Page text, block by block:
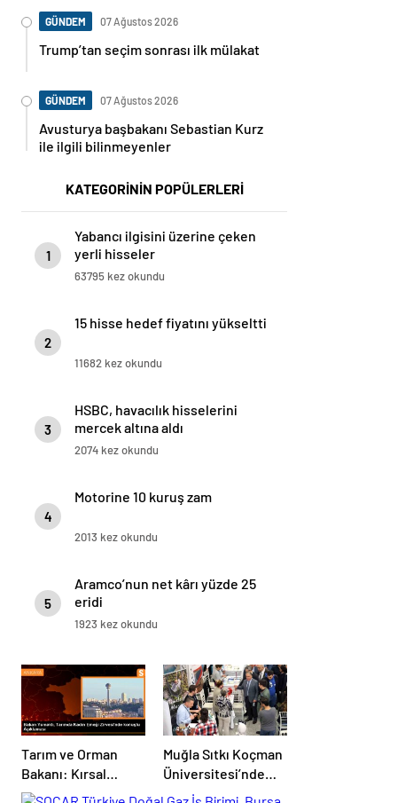
GÜNDEM 07 Ağustos 2026
Trump’tan seçim sonrası ilk mülakat
GÜNDEM 07 Ağustos 2026
Avusturya başbakanı Sebastian Kurz
ile ilgili bilinmeyenler
KATEGORİNİN POPÜLERLERİ
1
Yabancı ilgisini üzerine çeken
yerli hisseler
63795 kez okundu
2
15 hisse hedef fiyatını yükseltti
11682 kez okundu
3
HSBC, havacılık hisselerini
mercek altına aldı
2074 kez okundu
4
Motorine 10 kuruş zam
2013 kez okundu
5
Aramco’nun net kârı yüzde 25
eridi
1923 kez okundu
Tarım ve Orman
Bakanı: Kırsal
kalkınmada
Muğla Sıtkı Koçman
Üniversitesi’nde
Turizm Sektörü ve